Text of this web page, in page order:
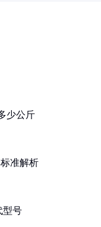
少公斤
准解析
型号